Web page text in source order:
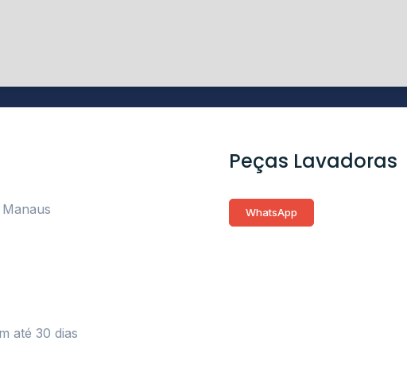
até 30 dias
Peças Lavadoras
WhatsApp